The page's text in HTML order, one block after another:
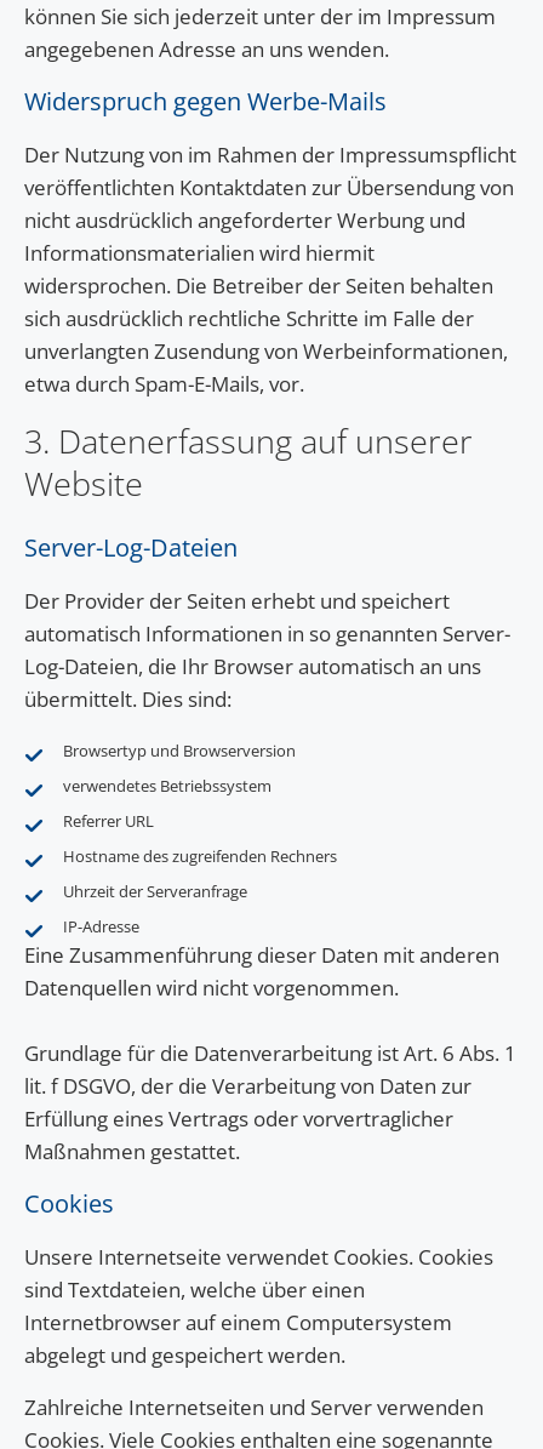
können Sie sich jederzeit unter der im Impressum
angegebenen Adresse an uns wenden.
Widerspruch gegen Werbe-Mails
Der Nutzung von im Rahmen der Impressumspflicht
veröffentlichten Kontaktdaten zur Übersendung von
nicht ausdrücklich angeforderter Werbung und
Informationsmaterialien wird hiermit
widersprochen. Die Betreiber der Seiten behalten
sich ausdrücklich rechtliche Schritte im Falle der
unverlangten Zusendung von Werbeinformationen,
etwa durch Spam-E-Mails, vor.
3. Datenerfassung auf unserer
Website
Server-Log-Dateien
Der Provider der Seiten erhebt und speichert
automatisch Informationen in so genannten Server-
Log-Dateien, die Ihr Browser automatisch an uns
übermittelt. Dies sind:
Browsertyp und Browserversion
verwendetes Betriebssystem
Referrer URL
Hostname des zugreifenden Rechners
Uhrzeit der Serveranfrage
IP-Adresse
Eine Zusammenführung dieser Daten mit anderen
Datenquellen wird nicht vorgenommen.
Grundlage für die Datenverarbeitung ist Art. 6 Abs. 1
lit. f DSGVO, der die Verarbeitung von Daten zur
Erfüllung eines Vertrags oder vorvertraglicher
Maßnahmen gestattet.
Cookies
Unsere Internetseite verwendet Cookies. Cookies
sind Textdateien, welche über einen
Internetbrowser auf einem Computersystem
abgelegt und gespeichert werden.
Zahlreiche Internetseiten und Server verwenden
Cookies. Viele Cookies enthalten eine sogenannte